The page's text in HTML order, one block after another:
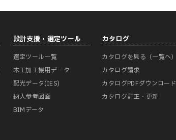
設計支援・選定ツール
選定ツール一覧
木工加工機用データ
配光データ(IES)
納入参考図面
BIMデータ
カタログ
カタログを見る（一覧へ）
カタログ請求
カタログPDFダウンロード
カタログ訂正・更新